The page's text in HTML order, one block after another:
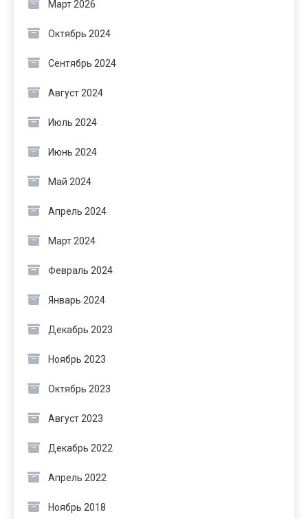
Март 2026
Октябрь 2024
Сентябрь 2024
Август 2024
Июль 2024
Июнь 2024
Май 2024
Апрель 2024
Март 2024
Февраль 2024
Январь 2024
Декабрь 2023
Ноябрь 2023
Октябрь 2023
Август 2023
Декабрь 2022
Апрель 2022
Ноябрь 2018